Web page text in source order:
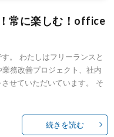
常に楽しむ！office
。 わたしはフリーランスと
務改善プロジェクト、社内
せていただいています。 そ
続きを読む